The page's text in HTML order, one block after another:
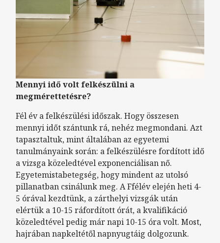
Mennyi idő volt felkészülni a
megmérettetésre?
Fél év a felkészülési időszak. Hogy összesen
mennyi időt szántunk rá, nehéz megmondani. Azt
tapasztaltuk, mint általában az egyetemi
tanulmányaink során: a felkészülésre fordított idő
a vizsga közeledtével exponenciálisan nő.
Egyetemistabetegség, hogy mindent az utolsó
pillanatban csinálunk meg. A Ffélév elején heti 4-
5 órával kezdtünk, a zárthelyi vizsgák után
elértük a 10-15 ráfordított órát, a kvalifikáció
közeledtével pedig már napi 10-15 óra volt. Most,
hajrában napkeltétől napnyugtáig dolgozunk.